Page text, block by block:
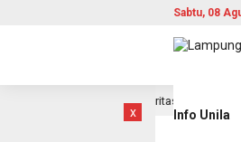
Sabtu, 08
Info Unila
x
Berintegritas, dan Berdampak